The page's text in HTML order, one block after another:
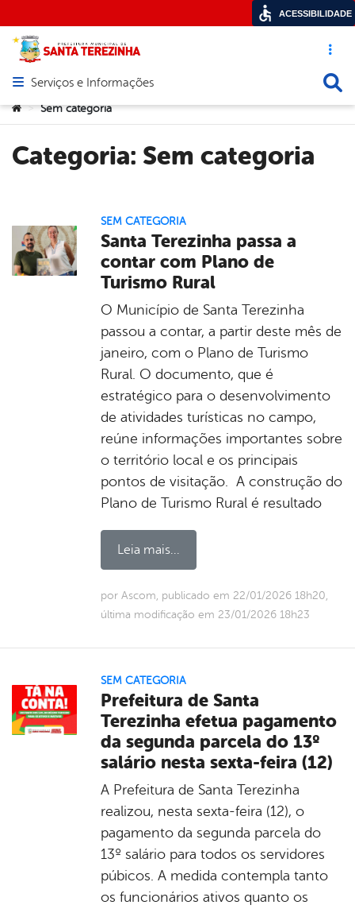
Acesso
Abrir menu principal de navegação
Serviços e Informações
Você está aqui:
> Sem categoria
Categoria: Sem categoria
SEM CATEGORIA
Santa Terezinha passa a
contar com Plano de
Turismo Rural
O Município de Santa Terezinha
passou a contar, a partir deste mês de
janeiro, com o Plano de Turismo
Rural. O documento, que é
estratégico para o desenvolvimento
de atividades turísticas no campo,
reúne informações importantes sobre
o território local e os principais
pontos de visitação. A construção do
Plano de Turismo Rural é resultado
Leia mais...
por Ascom, publicado em 22/01/2026 18h20,
última modificação em 23/01/2026 18h23
SEM CATEGORIA
Prefeitura de Santa
Terezinha efetua pagamento
da segunda parcela do 13º
salário nesta sexta-feira (12)
A Prefeitura de Santa Terezinha
realizou, nesta sexta-feira (12), o
pagamento da segunda parcela do
13º salário para todos os servidores
púbicos. A medida contempla tanto
os funcionários ativos quanto os
ACESSIBILIDADE